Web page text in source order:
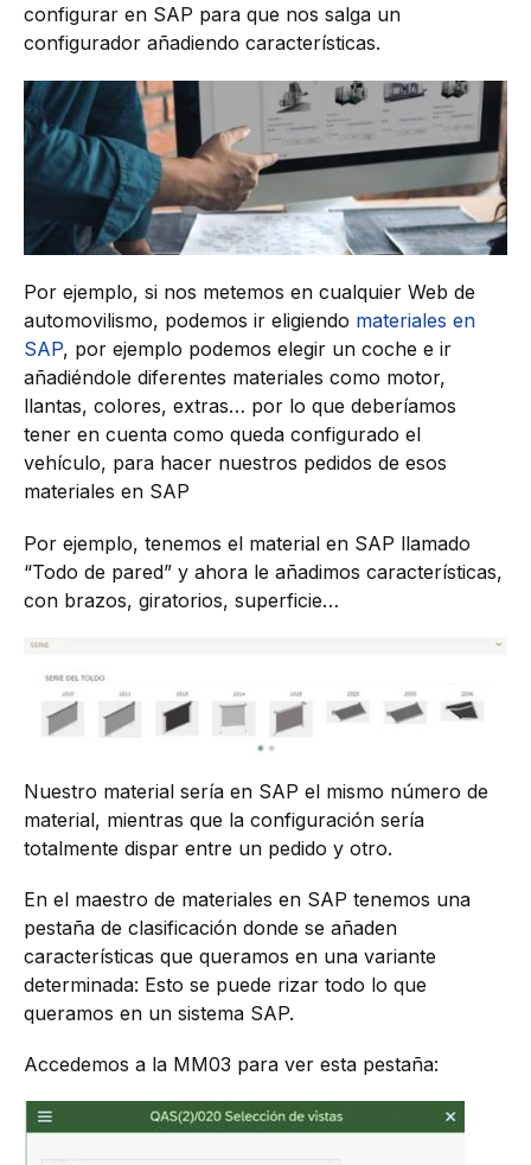
configurar en SAP para que nos salga un
configurador añadiendo características.
Por ejemplo, si nos metemos en cualquier Web de
automovilismo, podemos ir eligiendo materiales en
SAP, por ejemplo podemos elegir un coche e ir
añadiéndole diferentes materiales como motor,
llantas, colores, extras… por lo que deberíamos
tener en cuenta como queda configurado el
vehículo, para hacer nuestros pedidos de esos
materiales en SAP
Por ejemplo, tenemos el material en SAP llamado
“Todo de pared” y ahora le añadimos características,
con brazos, giratorios, superficie…
Nuestro material sería en SAP el mismo número de
material, mientras que la configuración sería
totalmente dispar entre un pedido y otro.
En el maestro de materiales en SAP tenemos una
pestaña de clasificación donde se añaden
características que queramos en una variante
determinada: Esto se puede rizar todo lo que
queramos en un sistema SAP.
Accedemos a la MM03 para ver esta pestaña: